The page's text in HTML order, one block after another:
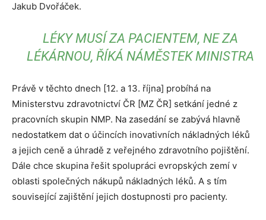
Jakub Dvořáček.
LÉKY MUSÍ ZA PACIENTEM, NE ZA
LÉKÁRNOU, ŘÍKÁ NÁMĚSTEK MINISTRA
Právě v těchto dnech [12. a 13. října] probíhá na
Ministerstvu zdravotnictví ČR [MZ ČR] setkání jedné z
pracovních skupin NMP. Na zasedání se zabývá hlavně
nedostatkem dat o účincích inovativních nákladných léků
a jejich ceně a úhradě z veřejného zdravotního pojištění.
Dále chce skupina řešit spolupráci evropských zemí v
oblasti společných nákupů nákladných léků. A s tím
související zajištění jejich dostupnosti pro pacienty.